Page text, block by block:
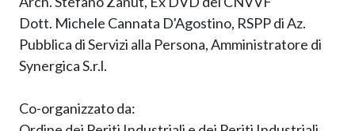
Dott. Michele Cannata D'Agostino, RSPP di Az.
Pubblica di Servizi alla Persona, Amministratore di
Synergica S.r.l.
Co-organizzato da: